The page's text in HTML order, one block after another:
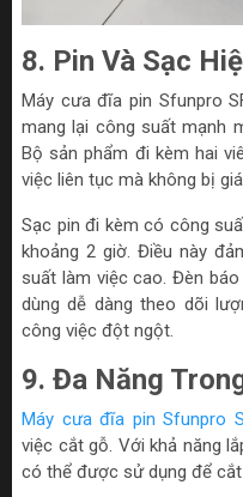
8. Pin Và Sạc
Máy cưa đĩa pin Sfunpro
mang lại công suất mạnh
Bộ sản phẩm đi kèm hai
việc liên tục mà không bị
Sạc pin đi kèm có công
khoảng 2 giờ. Điều này
suất làm việc cao. Đèn
dùng dễ dàng theo dõi
công việc đột ngột.
9. Đa Năng
Máy cưa đĩa pin Sfunpro
việc cắt gỗ. Với khả năng
có thể được sử dụng để cắt